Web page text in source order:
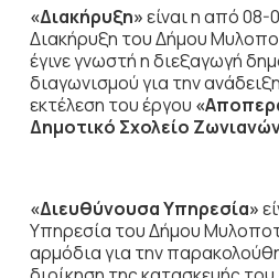
«Διακήρυξη»είναι η από
Διακήρυξη του Δήμου
έγινε γνωστή η διεξαγωγή
διαγωνισμού για την ανάδειξη
εκτέλεση του έργου
Δημοτικό Σχολείο
«Διευθύνουσα Υπηρεσία»
Υπηρεσία του Δήμου
αρμόδια για την